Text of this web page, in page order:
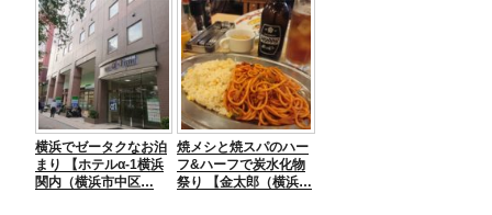
横浜でゼータクなお泊
まり 【ホテルα-1横浜
関内（横浜市中区…
焼メシと焼スパのハー
フ&ハーフで炭水化物
祭り 【金太郎（横浜…